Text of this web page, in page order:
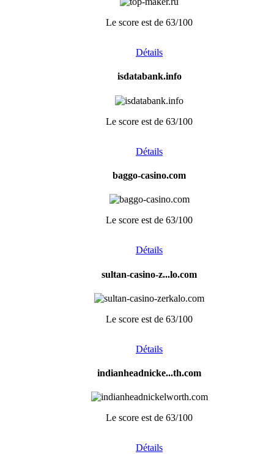
Le score est de 63/100
Détails
isdatabank.info
Le score est de 63/100
Détails
baggo-casino.com
Le score est de 63/100
Détails
sultan-casino-z...lo.com
Le score est de 63/100
Détails
indianheadnicke...th.com
Le score est de 63/100
Détails